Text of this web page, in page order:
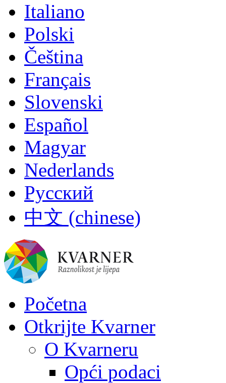
Italiano
Polski
Čeština
Français
Slovenski
Español
Magyar
Nederlands
Русский
中文 (chinese)
Početna
Otkrijte Kvarner
O Kvarneru
Opći podaci